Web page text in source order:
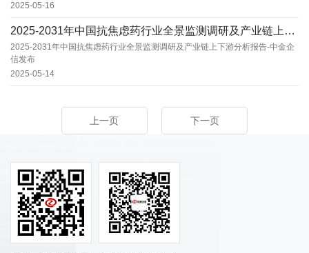
2025-05-16
2025-2031年中国抗焦虑药行业全景监测调研及产业链上下游分析报告-中金企信发布
2025-2031年中国抗焦虑药行业全景监测调研及产业链上下游分析报告-中金企
信发布
2025-05-14
上一页 下一页